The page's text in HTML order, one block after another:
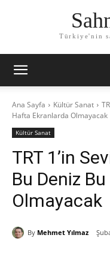
Türkiye'nin
Ana Sayfa Kültür Sanat
Hafta Ekranlarda Olmayacak
Kültür Sanat
TRT 1’in
Bu Deniz
Olmayacak
By Mehmet Yılmaz